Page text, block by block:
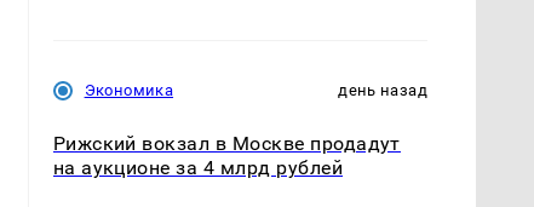
Экономика день назад
Рижский вокзал в Москве продадут
на аукционе за 4 млрд рублей